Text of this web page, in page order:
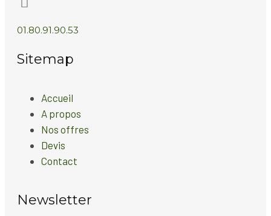
01.80.91.90.53
Sitemap
Accueil
A propos
Nos offres
Devis
Contact
Newsletter